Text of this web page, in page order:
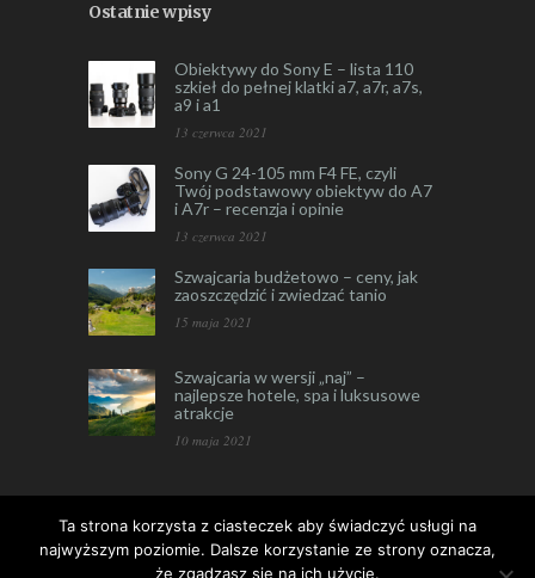
Ostatnie wpisy
Obiektywy do Sony E – lista 110
szkieł do pełnej klatki a7, a7r, a7s,
a9 i a1
13 czerwca 2021
Sony G 24-105 mm F4 FE, czyli
Twój podstawowy obiektyw do A7
i A7r – recenzja i opinie
13 czerwca 2021
Szwajcaria budżetowo – ceny, jak
zaoszczędzić i zwiedzać tanio
15 maja 2021
Szwajcaria w wersji „naj” –
najlepsze hotele, spa i luksusowe
atrakcje
10 maja 2021
Ta strona korzysta z ciasteczek aby świadczyć usługi na
najwyższym poziomie. Dalsze korzystanie ze strony oznacza,
że zgadzasz się na ich użycie.